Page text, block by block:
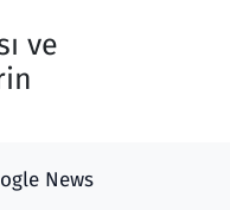
ve